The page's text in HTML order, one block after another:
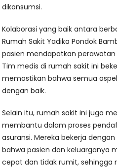
dikonsumsi.
Kolaborasi yang baik antara
Rumah Sakit Yadika Pondok
pasien mendapatkan
Tim medis di rumah sakit ini
memastikan bahwa semua
dengan baik.
Selain itu, rumah sakit ini juga
membantu dalam proses
asuransi. Mereka bekerja
bahwa pasien dan keluarganya
cepat dan tidak rumit, sehingga